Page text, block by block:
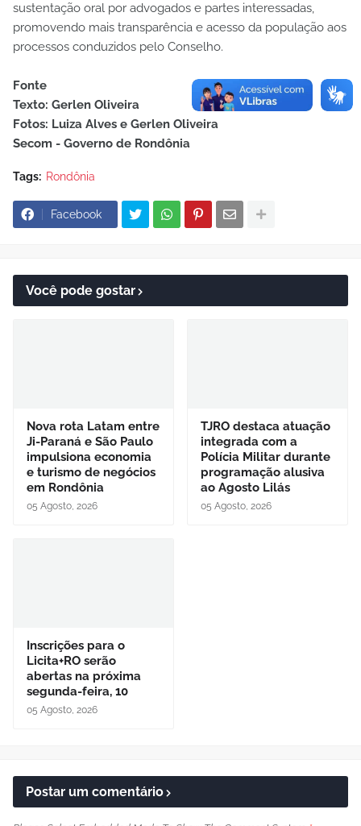
sustentação oral por advogados e partes interessadas,
promovendo mais transparência e acesso da população aos
processos conduzidos pelo Conselho.
Fonte
Texto: Gerlen Oliveira
Fotos: Luiza Alves e Gerlen Oliveira
Secom - Governo de Rondônia
Tags: Rondônia
Facebook
Você pode gostar
Nova rota Latam entre
Ji-Paraná e São Paulo
impulsiona economia
e turismo de negócios
em Rondônia
05 Agosto, 2026
TJRO destaca atuação
integrada com a
Polícia Militar durante
programação alusiva
ao Agosto Lilás
05 Agosto, 2026
Inscrições para o
Licita+RO serão
abertas na próxima
segunda-feira, 10
05 Agosto, 2026
Postar um comentário